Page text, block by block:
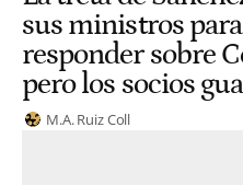
sus ministros
responder sobre
pero los socios
M.A. Ruiz Coll